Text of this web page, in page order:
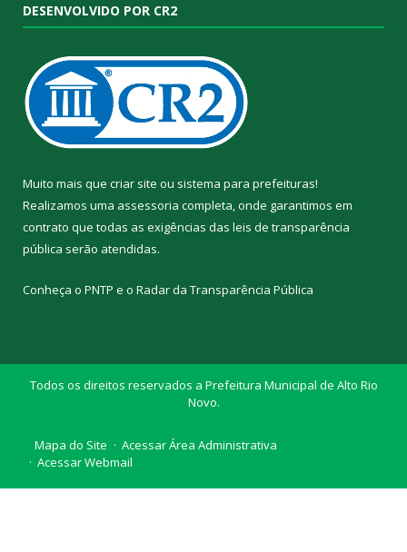
DESENVOLVIDO POR CR2
Muito mais que criar site ou sistema para prefeituras!
Realizamos uma assessoria completa, onde garantimos em
contrato que todas as exigências das leis de transparência
pública serão atendidas.
Conheça o PNTP e o Radar da Transparência Pública
Todos os direitos reservados a Prefeitura Municipal de Alto Rio
Novo.
Mapa do Site
Acessar Área Administrativa
Acessar Webmail